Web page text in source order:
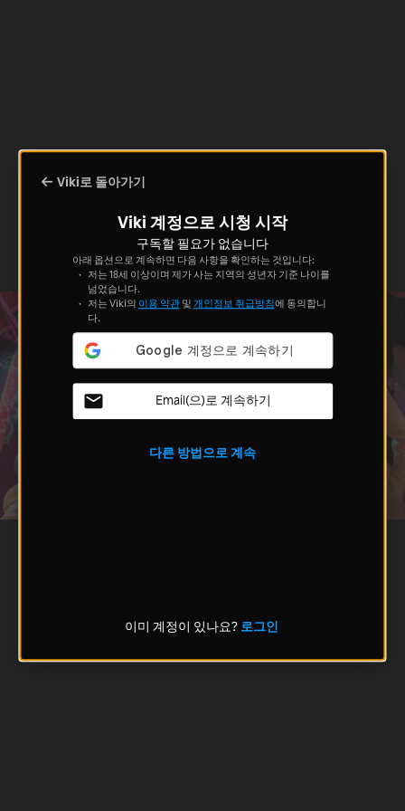
Viki로 돌아가기
Viki 계정으로 시청 시작
구독할 필요가 없습니다
아래 옵션으로 계속하면 다음 사항을 확인하는 것입니다:
저는 18세 이상이며 제가 사는 지역의 성년자 기준 나이를
넘었습니다.
저는 Viki의 이용 약관및 개인정보 취급방침에 동의합니
다.
Email(으)로 계속하기
다른 방법으로 계속
이미 계정이 있나요? 로그인